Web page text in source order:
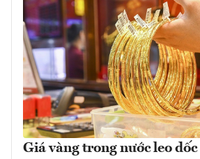
Giá vàng trong nước leo